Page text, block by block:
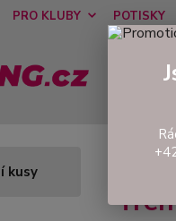
PRO KLUBY POTISKY
kusy